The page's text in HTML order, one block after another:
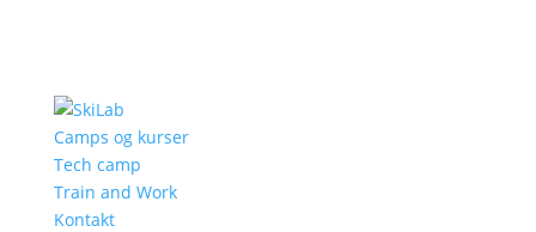
Camps og kurser
Tech camp
Train and Work
Kontakt